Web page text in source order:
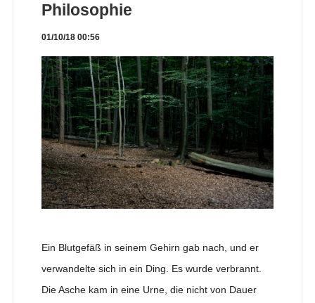
Philosophie
01/10/18 00:56
Ein Blutgefäß in seinem Gehirn gab nach, und er
verwandelte sich in ein Ding. Es wurde verbrannt.
Die Asche kam in eine Urne, die nicht von Dauer